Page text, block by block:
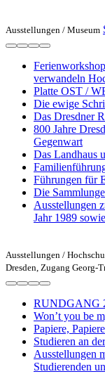
Ausstellungen / Museum
verwandeln
Platte OST /
Die ewige
Das Dresdner
800 Jahre
Gegenwart
Das Landhaus
Führungen für
Die
Ausstellungen
Jahr 1989
Ausstellungen /
Dresden, Zugang Georg-
RUNDGANG
Won’t you be
Papiere, Papiere
Studieren an
Ausstellungen
Studierenden